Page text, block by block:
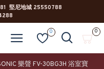
堅尼地城 25550788
0 0
樂聲 FV-30BG3H 浴室寶